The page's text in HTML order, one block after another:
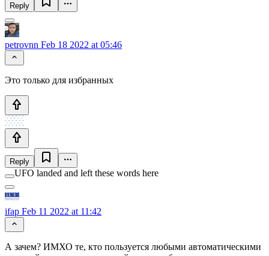
Reply
petrovnn Feb 18 2022 at 05:46
Это только для избранных
Reply
UFO landed and left these words here
ifap Feb 11 2022 at 11:42
А зачем? ИМХО те, кто пользуется любыми автоматическими